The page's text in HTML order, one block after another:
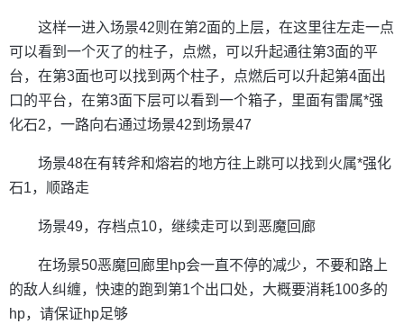
这样一进入场景42则在第2面的上层，在这里往左走一点
可以看到一个灭了的柱子，点燃，可以升起通往第3面的平
台，在第3面也可以找到两个柱子，点燃后可以升起第4面出
口的平台，在第3面下层可以看到一个箱子，里面有雷属*强
化石2，一路向右通过场景42到场景47
场景48在有转斧和熔岩的地方往上跳可以找到火属*强化
石1，顺路走
场景49，存档点10，继续走可以到恶魔回廊
在场景50恶魔回廊里hp会一直不停的减少，不要和路上
的敌人纠缠，快速的跑到第1个出口处，大概要消耗100多的
hp，请保证hp足够